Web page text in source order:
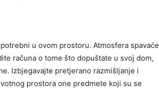
u ovom prostoru. Atmosfera spavaće
računa o tome što dopuštate u svoj dom,
Izbjegavajte pretjerano razmišljanje i
prostora one predmete koji su se